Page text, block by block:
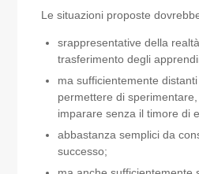
Le situazioni proposte
srappresentative della
trasferimento degli
ma sufficientemente
permettere di
imparare senza il timore di
abbastanza semplici da
successo;